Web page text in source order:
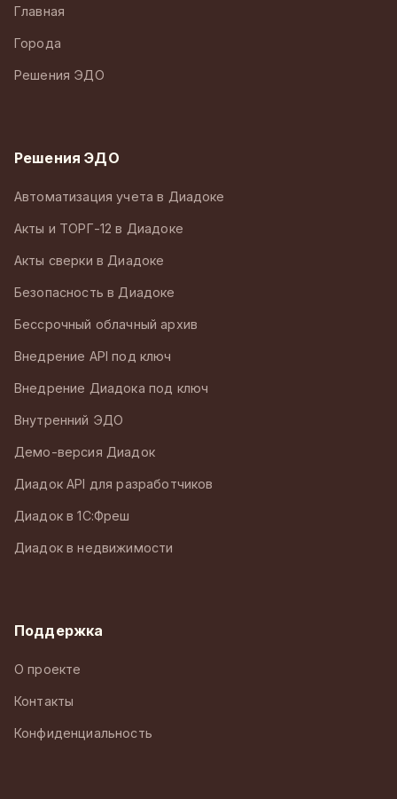
Главная
Города
Решения ЭДО
Решения ЭДО
Автоматизация учета в Диадоке
Акты и ТОРГ-12 в Диадоке
Акты сверки в Диадоке
Безопасность в Диадоке
Бессрочный облачный архив
Внедрение API под ключ
Внедрение Диадока под ключ
Внутренний ЭДО
Демо-версия Диадок
Диадок API для разработчиков
Диадок в 1С:Фреш
Диадок в недвижимости
Поддержка
О проекте
Контакты
Конфиденциальность